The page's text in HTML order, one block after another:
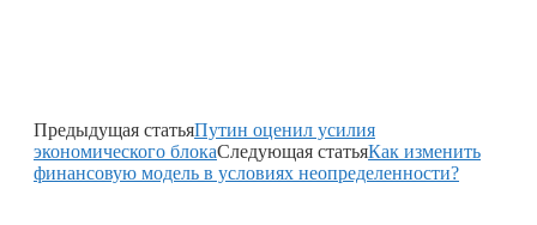
Предыдущая статьяПутин оценил усилия
экономического блокаСледующая статьяКак изменить
финансовую модель в условиях неопределенности?